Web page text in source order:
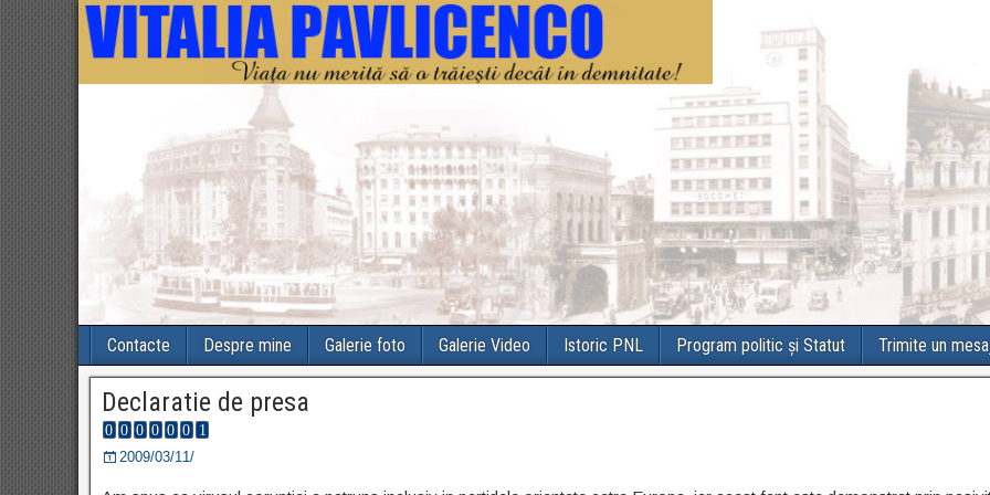
Contacte Despre mine Galerie foto Galerie Video Istoric PNL Program politic și Statut Trimite un
Declaratie de presa
2009/03/11/